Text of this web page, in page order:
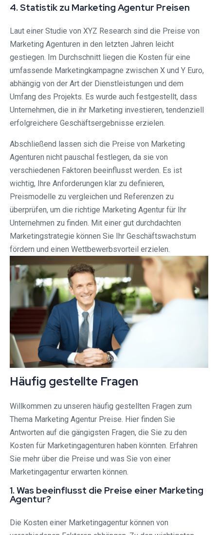
4. Statistik zu Marketing Agentur Preisen
Laut einer Studie von XYZ Research sind die Preise von
Marketing Agenturen in den letzten Jahren leicht
gestiegen. Im Durchschnitt liegen die Kosten für eine
umfassende Marketingkampagne zwischen X und Y Euro,
abhängig von der Art der Dienstleistungen und dem
Umfang des Projekts. Es wurde auch festgestellt, dass
Unternehmen, die in ihr Marketing investieren, tendenziell
erfolgreichere Geschäftsergebnisse erzielen.
Abschließend lassen sich die Preise von Marketing
Agenturen nicht pauschal festlegen, da sie von
verschiedenen Faktoren beeinflusst werden. Es ist
wichtig, Ihre Anforderungen klar zu definieren,
Preismodelle zu vergleichen und Referenzen zu
überprüfen, um die richtige Marketing Agentur für Ihr
Unternehmen zu finden. Mit einer gut durchdachten
Marketingstrategie können Sie Ihr Geschäftswachstum
fördern und einen Wettbewerbsvorteil erzielen.
Häufig gestellte Fragen
Willkommen zu unseren häufig gestellten Fragen zum
Thema Marketing Agentur Preise. Hier finden Sie
Antworten auf die gängigsten Fragen, die Sie zu den
Kosten für Marketingagenturen haben könnten. Erfahren
Sie mehr über die Preise und was Sie von einer
Marketingagentur erwarten können.
1. Was beeinflusst die Preise einer Marketing
Agentur?
Die Kosten einer Marketingagentur können von